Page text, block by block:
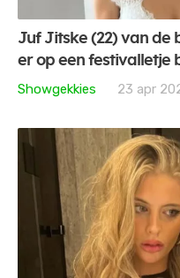
Juf Jitske (22) van de
er op een festivalletje
Showgekkies
23 apr